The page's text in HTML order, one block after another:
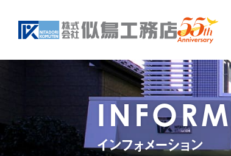
インフォメーション